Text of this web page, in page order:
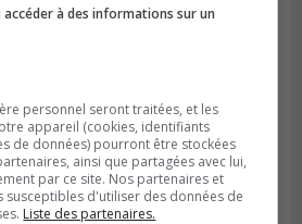
14h20
sa nouvelle flotte de
à des informations sur un
personnel seront traitées, et les
appareil (cookies, identifiants
de données) pourront être stockées
ainsi que partagées avec lui,
par ce site. Nos partenaires et
susceptibles d'utiliser des données de
Liste des partenaires.